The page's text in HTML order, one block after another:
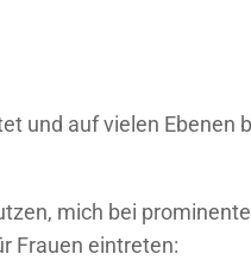
und auf vielen Ebenen
mich bei
Frauen eintreten: